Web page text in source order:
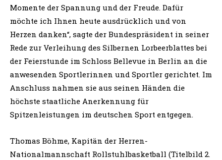
Momente der Spannung und der Freude. Dafür
möchte ich Ihnen heute ausdrücklich und von
Herzen danken“, sagte der Bundespräsident in seiner
Rede zur Verleihung des Silbernen Lorbeerblattes bei
der Feierstunde im Schloss Bellevue in Berlin an die
anwesenden Sportlerinnen und Sportler gerichtet. Im
Anschluss nahmen sie aus seinen Händen die
höchste staatliche Anerkennung für
Spitzenleistungen im deutschen Sport entgegen.
Thomas Böhme, Kapitän der Herren-
Nationalmannschaft Rollstuhlbasketball (Titelbild 2.